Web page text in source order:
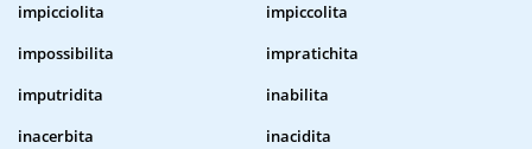
impicciolita
impiccolita
impossibilita
impratichita
imputridita
inabilita
inacerbita
inacidita